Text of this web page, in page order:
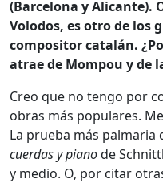
(Barcelona y Alicante).
Volodos, es otro de los
compositor catalán.
atrae de Mompou y de
Creo que no tengo por
obras más populares.
La prueba más palmaria
cuerdas y pianode
y medio. O, por citar